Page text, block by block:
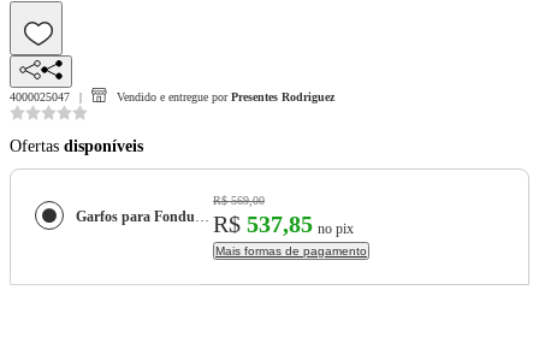
4000025047 Vendido e entregue por Presentes Rodriguez
Ofertas disponíveis
Garfos para Fondue Ply Inox Le Creuset
R$ 569,00
R$ 537,85 no pix
Mais formas de pagamento